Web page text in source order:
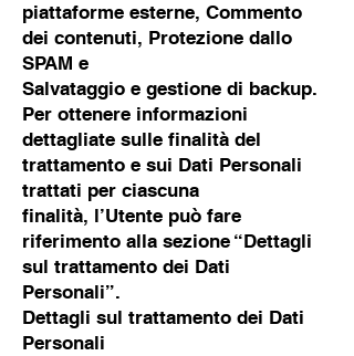
piattaforme esterne, Commento
dei contenuti, Protezione dallo
SPAM e
Salvataggio e gestione di backup.
Per ottenere informazioni
dettagliate sulle finalità del
trattamento e sui Dati Personali
trattati per ciascuna
finalità, l’Utente può fare
riferimento alla sezione “Dettagli
sul trattamento dei Dati
Personali”.
Dettagli sul trattamento dei Dati
Personali